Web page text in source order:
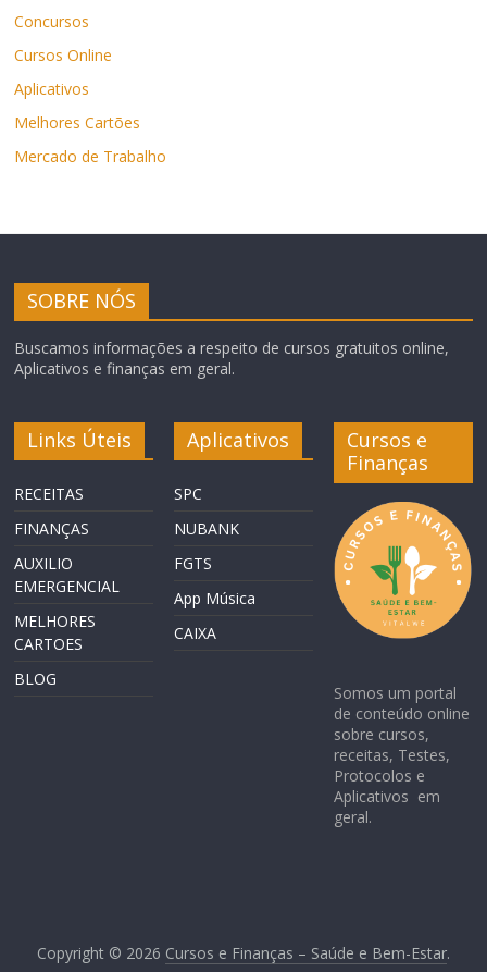
Concursos
Cursos Online
Aplicativos
Melhores Cartões
Mercado de Trabalho
SOBRE NÓS
Buscamos informações a respeito de cursos gratuitos online,
Aplicativos e finanças em geral.
Links Úteis
RECEITAS
FINANÇAS
AUXILIO
EMERGENCIAL
MELHORES
CARTOES
BLOG
Aplicativos
SPC
NUBANK
FGTS
App Música
CAIXA
Cursos e
Finanças
Somos um portal
de conteúdo online
sobre cursos,
receitas, Testes,
Protocolos e
Aplicativos em
geral.
Copyright © 2026 Cursos e Finanças – Saúde e Bem-Estar.